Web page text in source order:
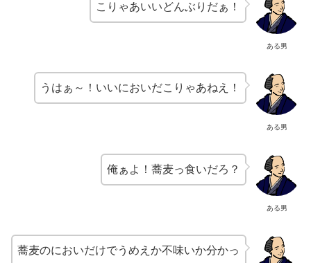
ある男
こりゃあいいどんぶりだぁ！
ある男
うはぁ～！いいにおいだこりゃあねえ！
ある男
俺ぁよ！蕎麦っ食いだろ？
蕎麦のにおいだけでうめえか不味いか分かっ